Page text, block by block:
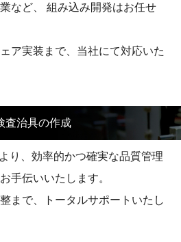
など、
組み込み開発はお任せ
ア実装まで、当社にて対応いた
査治具の作成
り、効率的かつ確実な品質管理
手伝いいたします。
まで、トータルサポートいたし